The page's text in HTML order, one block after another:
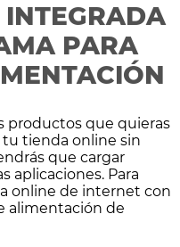
PARA
productos que quieras
tu tienda online sin
que cargar
aplicaciones. Para
online de internet con
alimentación de